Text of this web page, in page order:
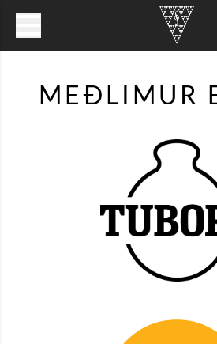
MEÐLIMUR